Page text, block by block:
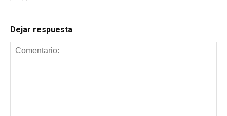
Dejar respuesta